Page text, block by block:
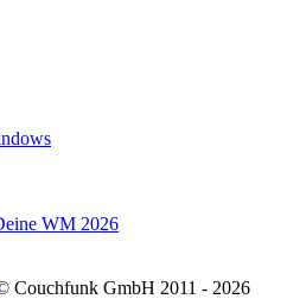
WM 2026
Couchfunk GmbH 2011 - 2026